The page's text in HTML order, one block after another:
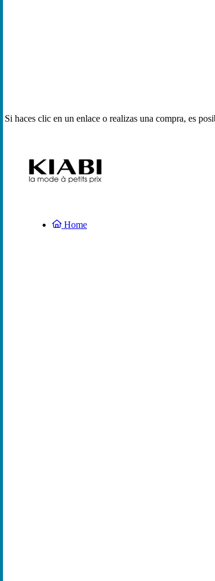
Si haces clic en un enlace o realizas una compra, es
Home